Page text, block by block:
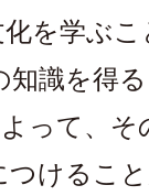
化を学ぶ
知識を得
って、そ
つけるこ